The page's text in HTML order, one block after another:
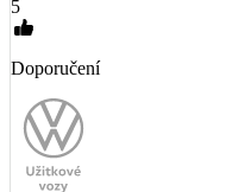
5
Doporučení